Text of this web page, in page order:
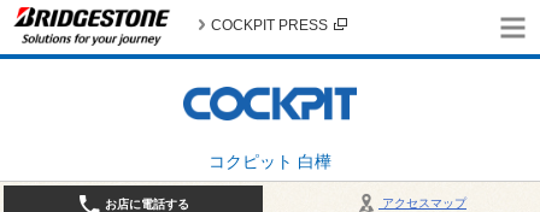
コクピット 白樺
COCKPIT PRESS
アクセスマップ
お店に電話する